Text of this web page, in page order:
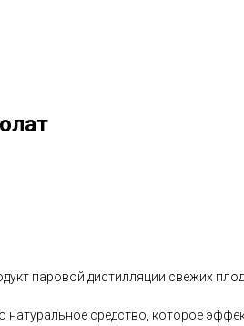
паровой дистилляции свежих
натуральное средство, которое